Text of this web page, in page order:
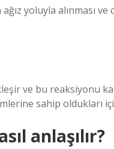
yoluyla alınması
ve bu reaksiyonu
sahip oldukları
anlaşılır?